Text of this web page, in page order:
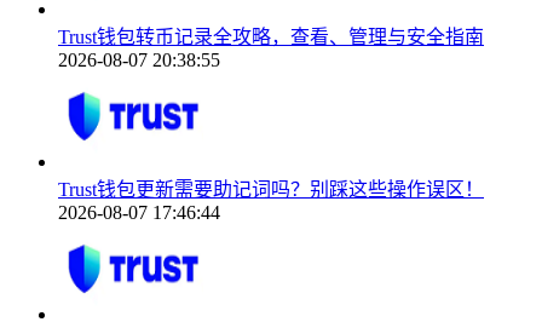
Trust钱包转币记录全攻略，查看、管理与安全指南
2026-08-07 20:38:55
Trust钱包更新需要助记词吗？别踩这些操作误区！
2026-08-07 17:46:44